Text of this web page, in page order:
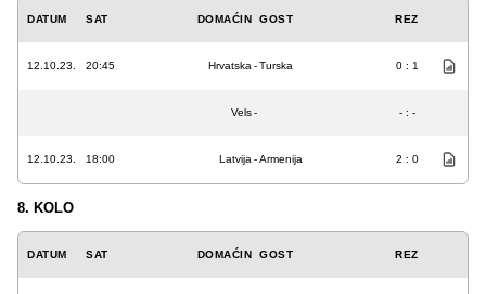
DATUM SAT DOMAĆIN GOST REZ
12.10.23. 20:45 Hrvatska -Turska 0 : 1
Vels- - : -
12.10.23. 18:00 Latvija -Armenija 2 : 0
8. KOLO
DATUM SAT DOMAĆIN GOST REZ